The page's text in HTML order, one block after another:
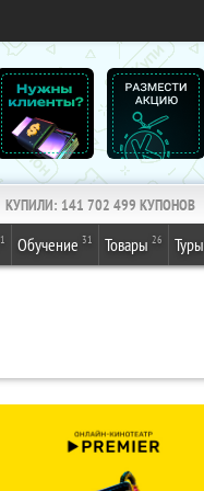
КУПИЛИ: 141 702 499 КУПОНОВ
1 Обучение 31 Товары 26 Туры